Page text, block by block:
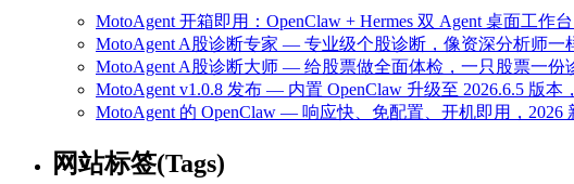
MotoAgent 开箱即用：OpenClaw + Hermes 双 Agent 桌面工作
MotoAgent A股诊断专家 — 专业级个股诊断，像资深分析师一
MotoAgent A股诊断大师 — 给股票做全面体检，一只股票一份
MotoAgent v1.0.8 发布 — 内置 OpenClaw 升级至 2026.6.5 版本
MotoAgent 的 OpenClaw — 响应快、免配置、开机即用，2026
网站标签(Tags)